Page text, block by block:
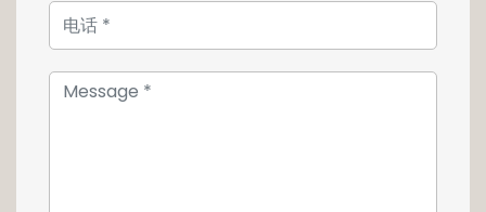
Pour plus d'informations visitez
contacter nous au 26 54 17 17.